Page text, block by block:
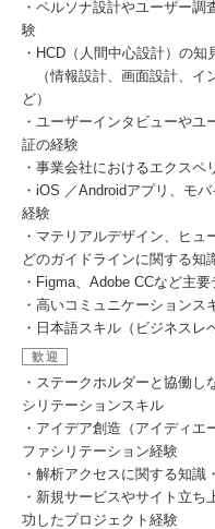
・ペルソナ設計やユーザー
験
・HCD（人間中心設計）の
（情報設計、画面設計、イ
ど）
・ユーザーインタビューや
証の経験
・事業会社におけるエクスペ
・iOS ／Androidアプリ、モ
経験
・マテリアルデザイン、ヒ
どのガイドラインに関する知
・Figma、Adobe CCなど主
・高いコミュニケーション
・日本語スキル（ビジネスレ
歓迎
・ステークホルダーと協働
シリテーションスキル
・アイデア創造（アイディ
ファシリテーション経験
・解析アクセスに関する知識
・新規サービスやサイト立
功したプロジェクト経験